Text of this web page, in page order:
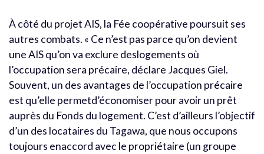
À côté du projet AIS, la Fée coopérative poursuit ses
autres combats. « Ce n’est pas parce qu’on devient
une AIS qu’on va exclure deslogements où
l’occupation sera précaire, déclare Jacques Giel.
Souvent, un des avantages de l’occupation précaire
est qu’elle permetd’économiser pour avoir un prêt
auprès du Fonds du logement. C’est d’ailleurs l’objectif
d’un des locataires du Tagawa, que nous occupons
toujours enaccord avec le propriétaire (un groupe